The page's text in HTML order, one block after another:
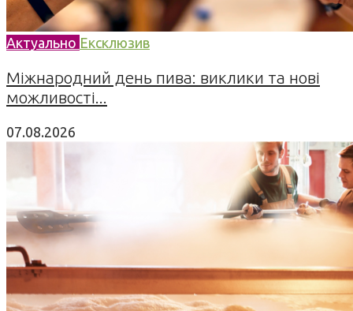
Актуально Ексклюзив
Міжнародний день пива: виклики та нові
можливості...
07.08.2026